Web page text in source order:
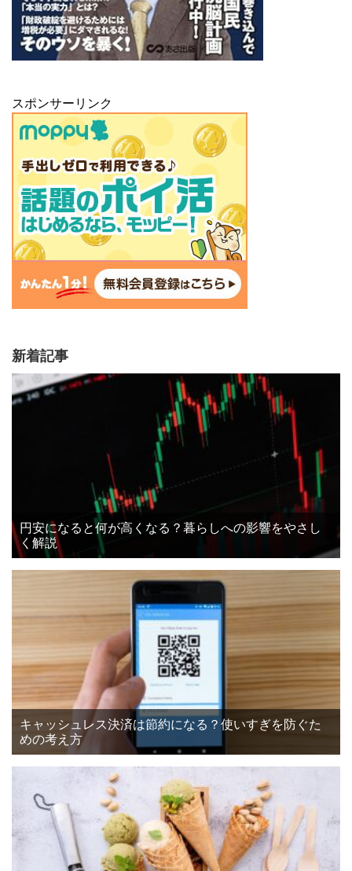
スポンサーリンク
新着記事
円安になると何が高くなる？暮らしへの影響をやさし
く解説
キャッシュレス決済は節約になる？使いすぎを防ぐた
めの考え方